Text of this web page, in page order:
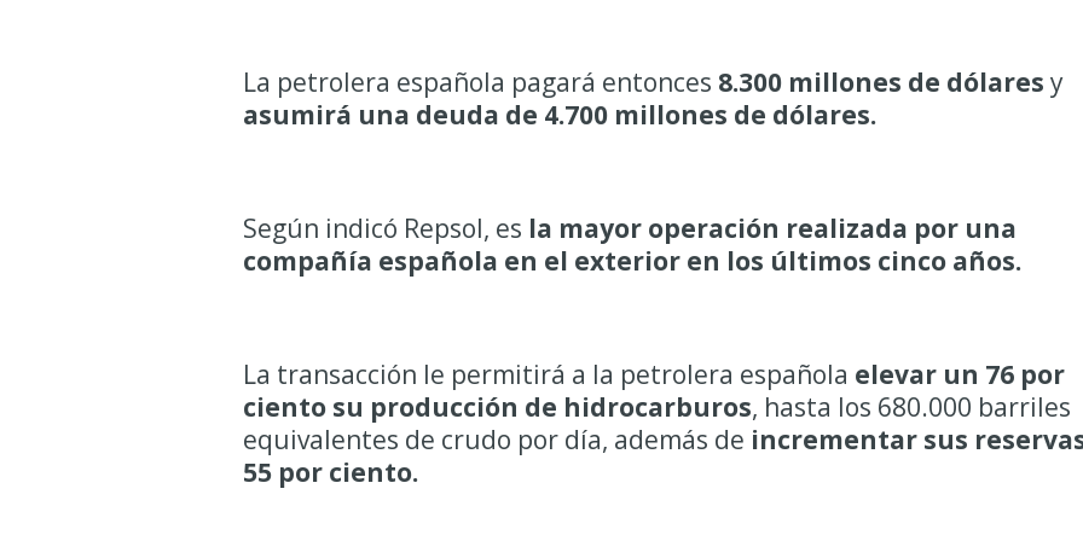
La petrolera española pagará entonces 8.300 millones de dólares y
asumirá una deuda de 4.700 millones de dólares.
Según indicó Repsol, es la mayor operación realizada por una
compañía española en el exterior en los últimos cinco años.
La transacción le permitirá a la petrolera española elevar un 76 por
ciento su producción de hidrocarburos, hasta los 680.000 barriles
equivalentes de crudo por día, además de incrementar sus
55 por ciento.